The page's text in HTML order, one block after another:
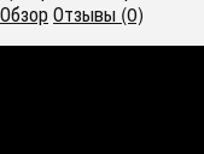
ОбзорОтзывы (0)